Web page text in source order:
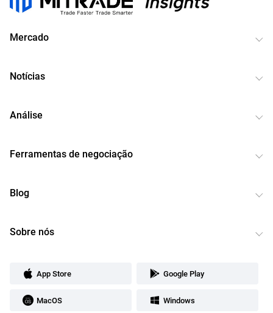
Mercado
Notícias
Análise
Ferramentas de negociação
Blog
Sobre nós
App Store Google Play
MacOS Windows